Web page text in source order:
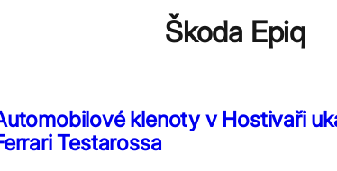
Škoda Epiq
klenoty v Hostivaři
Testarossa